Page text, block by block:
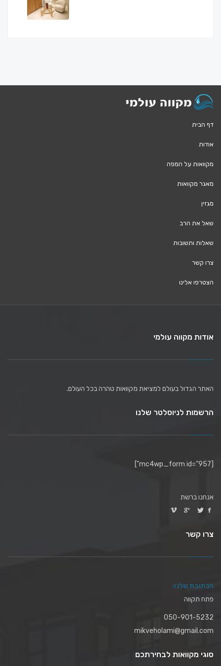
דף הבית
אודות
מקוואות על המפה
מאגר מקוואות
מגזין
שאל את הרב
שאלות ותשובות
צרו קשר
הצטרפו אלינו
אודות מקווה עולמי
האתר הגדול בעולם למציאת מקוואות טהרה בכל העולם.
הרשמות לניוסלטר שלנו
[mc4wp_form id="957"]
אנחנו ברשת
צרו קשר
הכתובת שלנו:
פתח תקווה
050-901-5232
mikveholami@gmail.com
סוגי מקוואות לבחירתכם